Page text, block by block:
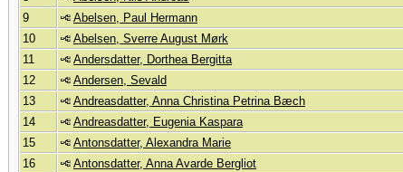
9
Abelsen, Paul Hermann
10
Abelsen, Sverre August Mørk
11
Andersdatter, Dorthea Bergitta
12
Andersen, Sevald
13
Andreasdatter, Anna Christina Petrina Bæch
14
Andreasdatter, Eugenia Kaspara
15
Antonsdatter, Alexandra Marie
16
Antonsdatter, Anna Avarde Bergliot